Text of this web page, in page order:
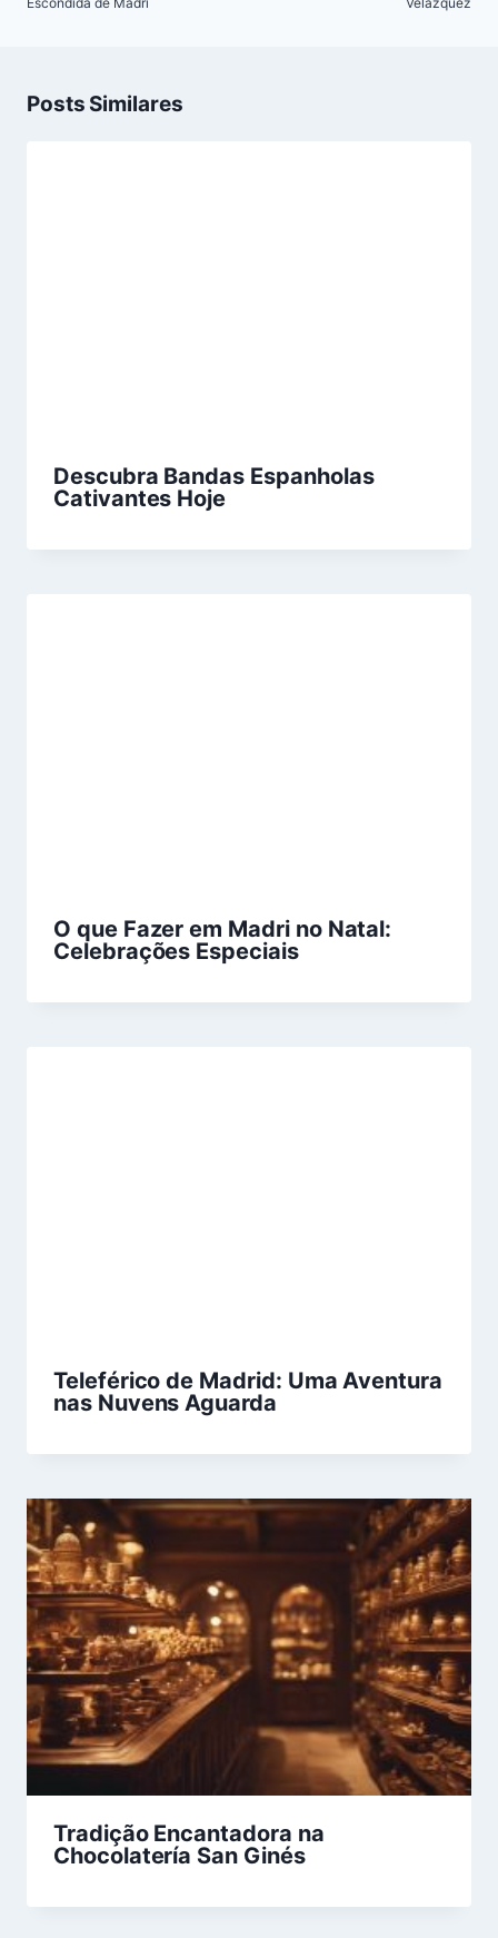
Posts Similares
Descubra Bandas Espanholas
Cativantes Hoje
O que Fazer em Madri no Natal:
Celebrações Especiais
Teleférico de Madrid: Uma Aventura
nas Nuvens Aguarda
Tradição Encantadora na
Chocolatería San Ginés